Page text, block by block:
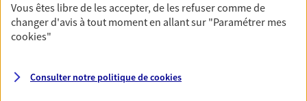
équipements et stocks… sans oublier votre
responsabilité civile.
DEMANDER UN DEVIS
Vous êtes libre de les accepter, de les refuser comme de
changer d'avis à tout moment en allant sur "Paramétrer mes
cookies"
Consulter notre politique decookies